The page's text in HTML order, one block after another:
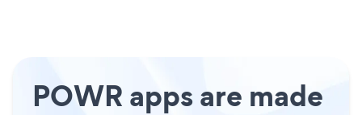
POWR apps are made